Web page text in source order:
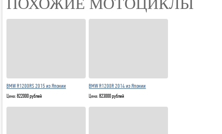
ПОХОЖИЕ МОТОЦИКЛЫ
BMW R1200RS 2015 из Японии
Цена:822000 рублей
BMW R1200R 2014 из Японии
Цена:823000 рублей